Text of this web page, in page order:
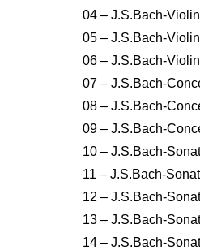
04 – J.S.Bach-
05 – J.S.Bach-
06 – J.S.Bach-
07 – J.S.Bach-
08 – J.S.Bach-
09 – J.S.Bach-
10 – J.S.Bach-
11 – J.S.Bach-
12 – J.S.Bach-
13 – J.S.Bach-
14 – J.S.Bach-